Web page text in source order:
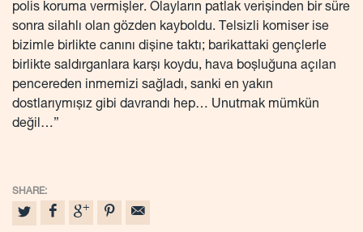
polis koruma vermişler. Olayların patlak verişinden bir süre
sonra silahlı olan gözden kayboldu. Telsizli komiser ise
bizimle birlikte canını dişine taktı; barikattaki gençlerle
birlikte saldırganlara karşı koydu, hava boşluğuna açılan
pencereden inmemizi sağladı, sanki en yakın
dostlarıymışız gibi davrandı hep… Unutmak mümkün
değil…”